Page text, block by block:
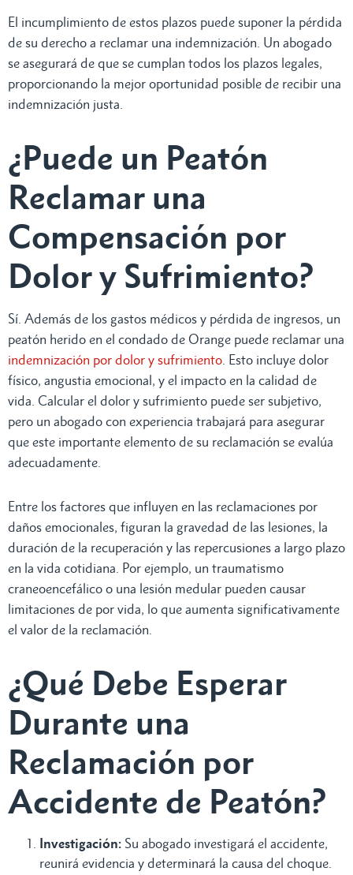
El incumplimiento de estos plazos puede suponer la pérdida
de su derecho a reclamar una indemnización. Un abogado
se asegurará de que se cumplan todos los plazos legales,
proporcionando la mejor oportunidad posible de recibir una
indemnización justa.
¿Puede un Peatón
Reclamar una
Compensación por
Dolor y Sufrimiento?
Sí. Además de los gastos médicos y pérdida de ingresos, un
peatón herido en el condado de Orange puede reclamar una
indemnización por dolor y sufrimiento . Esto incluye dolor
físico, angustia emocional, y el impacto en la calidad de
vida. Calcular el dolor y sufrimiento puede ser subjetivo,
pero un abogado con experiencia trabajará para asegurar
que este importante elemento de su reclamación se evalúa
adecuadamente.
Entre los factores que influyen en las reclamaciones por
daños emocionales, figuran la gravedad de las lesiones, la
duración de la recuperación y las repercusiones a largo plazo
en la vida cotidiana. Por ejemplo, un traumatismo
craneoencefálico o una lesión medular pueden causar
limitaciones de por vida, lo que aumenta significativamente
el valor de la reclamación.
¿Qué Debe Esperar
Durante una
Reclamación por
Accidente de Peatón?
Investigación: Su abogado investigará el accidente,
reunirá evidencia y determinará la causa del choque.